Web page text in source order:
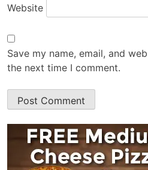
Website
Save my name, email, and
the next time I comment.